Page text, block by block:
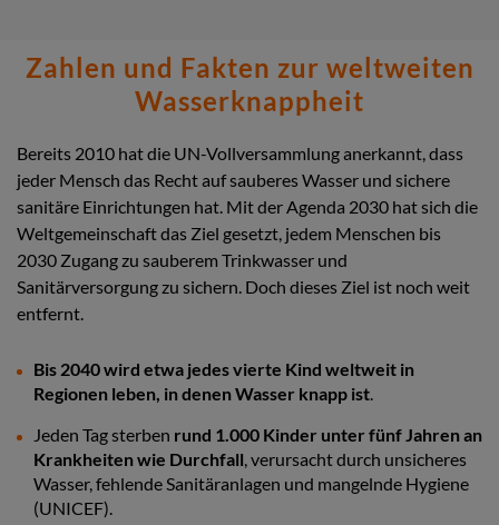
Zahlen und Fakten zur weltweiten
Wasserknappheit
Bereits 2010 hat die UN-Vollversammlung anerkannt, dass
jeder Mensch das Recht auf sauberes Wasser und sichere
sanitäre Einrichtungen hat. Mit der Agenda 2030 hat sich die
Weltgemeinschaft das Ziel gesetzt, jedem Menschen bis
2030 Zugang zu sauberem Trinkwasser und
Sanitärversorgung zu sichern. Doch dieses Ziel ist noch weit
entfernt.
Bis 2040 wird etwa jedes vierte Kind weltweit in
Regionen leben, in denen Wasser knapp ist.
Jeden Tag sterben rund 1.000 Kinder unter fünf Jahren an
Krankheiten wie Durchfall, verursacht durch unsicheres
Wasser, fehlende Sanitäranlagen und mangelnde Hygiene
(UNICEF).